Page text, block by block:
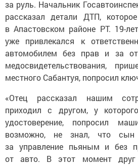
за руль. Начальник
рассказал детали ДТП,
в Апастовском районе РТ. 19-
уже привлекался к
автомобилем без прав и за
медосвидетельствования,
местного Сабантуя, попросил
«Отец рассказал нашим
приходил с другом, у
удостоверение, попросил
возможно, не знал, что сын
за управление пьяным и без
от авто. В этот момент